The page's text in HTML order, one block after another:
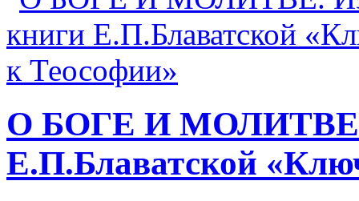
О БОГЕ И МОЛИТВЕ.
Е.П.Блаватской